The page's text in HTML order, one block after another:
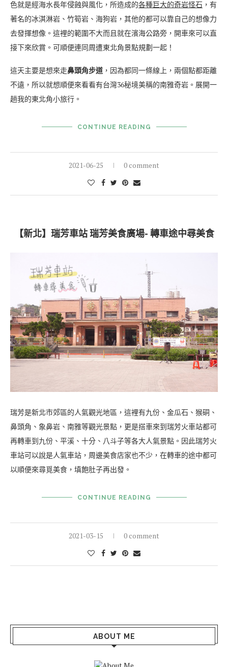
色就是經海水長年侵蝕與風化，所造成的各種巨大的奇岩怪石 ，有
著名的冰淇淋岩、竹筍岩、海狗岩，其他的都可以靠自己的想像力
去發揮想像。這裡的範圍不大而且就在濱海公路旁，開車來可以直
接下來欣賞。可順便連同周遭東北角景點規劃一起！
這天主要是想來走鼻頭角步道 ，因為都同一條線上，兩個點都距離
不遠，所以就想順便來看看有台灣36秘境美稱的南雅奇岩。展開一
趟我的東北角小旅行。
CONTINUE READING
2021-06-25 0 comment
【新北】瑞芳車站 瑞芳美食廣場- 轉車途中尋美食
瑞芳是新北市郊區的人氣觀光地區，這裡有九份、金瓜石、猴硐、
鼻頭角、象鼻岩、南雅等觀光景點，更是搭車來到瑞芳火車站都可
再轉車到九份、平溪、十分、八斗子等各大人氣景點。因此瑞芳火
車站可以說是人氣車站，周邊美食店家也不少，在轉車的途中都可
以順便來尋覓美食，填飽肚子再出發。
CONTINUE READING
2021-03-15 0 comment
ABOUT ME